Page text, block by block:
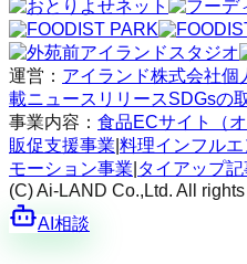
運営： アイランド株式会社個
載ニュースリリースSDGsの
事業内容： 食品ECサイト（
販促支援事業 料理インフル
モーション事業 タイアップ
(C) Ai-LAND Co.,Ltd. All
AI相談